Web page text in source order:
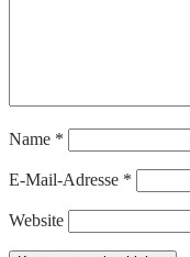
Name *
E-Mail-Adresse *
Website